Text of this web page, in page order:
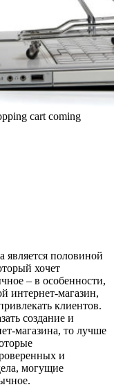
cart coming
является половиной
хочет
– в особенности,
интернет-магазин,
клиентов.
создание и
магазина, то лучше
и
могущие